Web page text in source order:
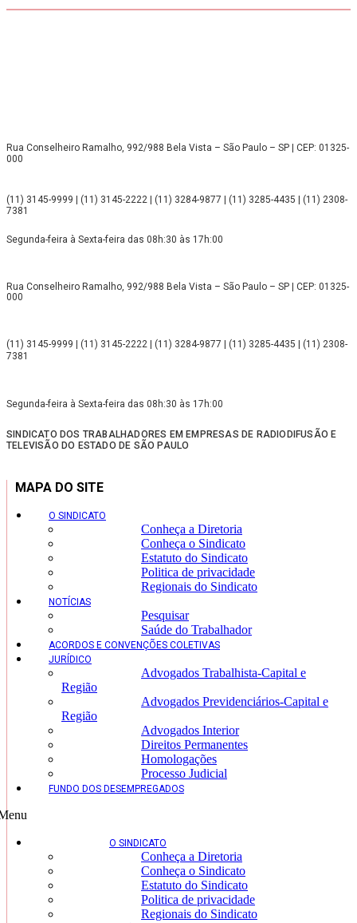
Rua Conselheiro Ramalho, 992/988 Bela Vista – São Paulo – SP | CEP: 01325-
000
(11) 3145-9999 | (11) 3145-2222 | (11) 3284-9877 | (11) 3285-4435 | (11) 2308-
7381
Segunda-feira à Sexta-feira das 08h:30 às 17h:00
Rua Conselheiro Ramalho, 992/988 Bela Vista – São Paulo – SP | CEP: 01325-
000
(11) 3145-9999 | (11) 3145-2222 | (11) 3284-9877 | (11) 3285-4435 | (11) 2308-
7381
Segunda-feira à Sexta-feira das 08h:30 às 17h:00
SINDICATO DOS TRABALHADORES EM EMPRESAS DE RADIODIFUSÃO E
TELEVISÃO DO ESTADO DE SÃO PAULO
MAPA DO SITE
O SINDICATO
Conheça a Diretoria
Conheça o Sindicato
Estatuto do Sindicato
Politica de privacidade
Regionais do Sindicato
NOTÍCIAS
Pesquisar
Saúde do Trabalhador
ACORDOS E CONVENÇÕES COLETIVAS
JURÍDICO
Advogados Trabalhista-Capital e
Região
Advogados Previdenciários-Capital e
Região
Advogados Interior
Direitos Permanentes
Homologações
Processo Judicial
FUNDO DOS DESEMPREGADOS
O SINDICATO
Conheça a Diretoria
Conheça o Sindicato
Estatuto do Sindicato
Politica de privacidade
Regionais do Sindicato